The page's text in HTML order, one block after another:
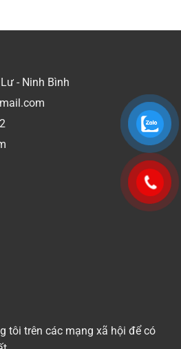
- Ninh Bình
tôi trên các mạng xã hội để có